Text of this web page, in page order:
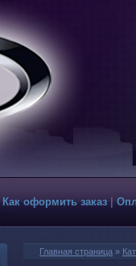
Как оформить заказ
Главная страница »